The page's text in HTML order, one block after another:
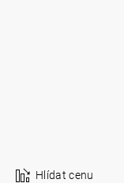
Hlídat cenu